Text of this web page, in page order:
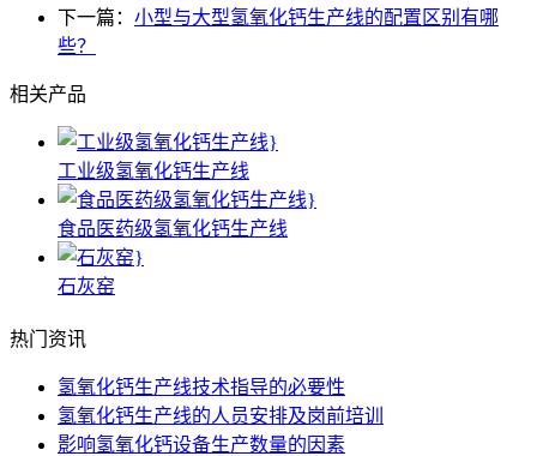
下一篇： 小型与大型氢氧化钙生产线的配置区别有哪
些？
相关产品
工业级氢氧化钙生产线
食品医药级氢氧化钙生产线
石灰窑
热门资讯
氢氧化钙生产线技术指导的必要性
氢氧化钙生产线的人员安排及岗前培训
影响氢氧化钙设备生产数量的因素